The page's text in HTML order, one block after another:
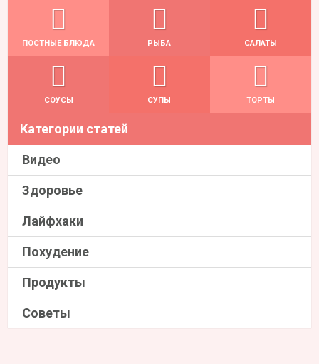
ПОСТНЫЕ БЛЮДА РЫБА САЛАТЫ
СОУСЫ СУПЫ ТОРТЫ
Категории статей
Видео
Здоровье
Лайфхаки
Похудение
Продукты
Советы